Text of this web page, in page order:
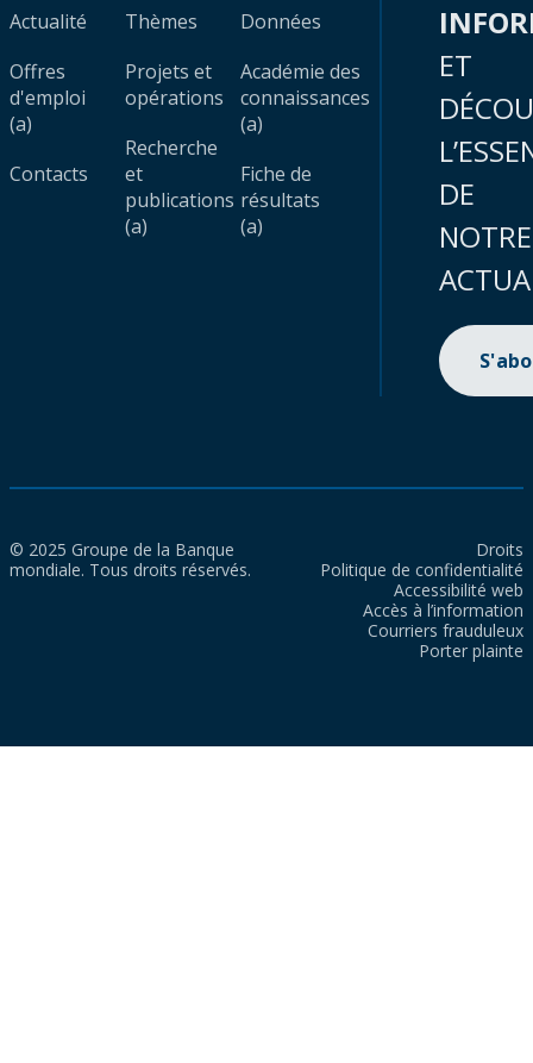
Actualité
Offres
d'emploi
(a)
Contacts
Thèmes
Projets et
opérations
Recherche
et
publications
(a)
Données
Académie des
connaissances
(a)
Fiche de
résultats
(a)
ET
DE
NOTRE
© 2025 Groupe de la Banque
mondiale. Tous droits réservés.
Droits
Politique de confidentialité
Accessibilité web
Accès à l’information
Courriers frauduleux
Porter plainte